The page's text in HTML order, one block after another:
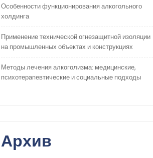
Особенности функционирования алкогольного
холдинга
Применение технической огнезащитной изоляции
на промышленных объектах и конструкциях
Методы лечения алкоголизма: медицинские,
психотерапевтические и социальные подходы
Архив